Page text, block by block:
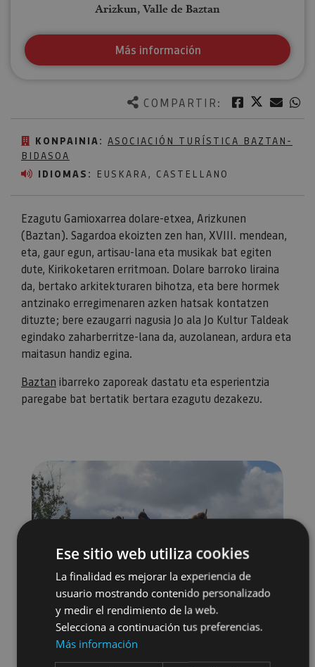
COMPARTIR: Facebook
Twitter
KONPAINIA: ASOCIACIÓN TURÍSTICA BAZTAN-
BIDASOA
IDIOMAS: EUSKARA, CASTELLANO
Ezagutu Gamioxarrea dolare-etxea, Arizkunen
(Baztan). Sagardoa ekoizten zen han, XVIII. mendean,
eta, gaur egun, artisau-lana eta musikak bat egiten
dute, Kirikoketaren erritmoan. Dolare barroko liraina
da, bertako arkitekturaren bihotza, eta bere hormek
antzinako erregimenaren azken hatsak kontatzen
dituzte; bere ezaugarri nagusia Jo ala Jo Kultur Taldeak
egindako zaharberritze-lana da, auzolanean, ardura eta
maitasun handiz egina.
Baztan ibarreko zaporeak dastatu eta esperientzia
paregabe bat bertatik bertara ezagutu dezakezu.
Arizkun, Valle de Baztan
Más información
Ese sitio web utiliza cookies
La finalidad es mejorar la experiencia de
usuario mostrando contenido personalizado
y medir el rendimiento de la web.
Selecciona a continuación tus preferencias.
Más información